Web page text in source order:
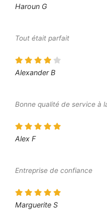
Haroun G
Tout était parfait
Alexander B
Bonne qualité de service à
Alex F
Entreprise de confiance
Marguerite S